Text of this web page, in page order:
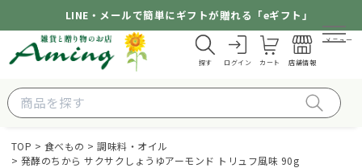
LINE・メールで簡単にギフトが贈れる「eギフト」
探す ログイン カート 店舗情報
メニュー
TOP 食べもの
調味料・オイル
発酵のちから サクサクしょうゆアーモンド トリュフ風味 90g